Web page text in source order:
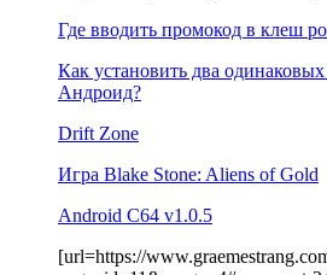
Где вводить промокод в клеш
Как установить два
Андроид?
Drift Zone
Игра Blake Stone: Aliens of Gold
Android C64 v1.0.5
[url=https://